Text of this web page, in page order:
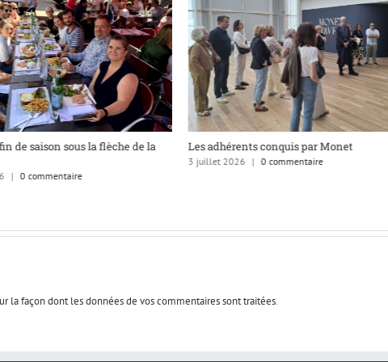
de saison sous la flèche de la
| 0 commentaire
Les adhérents conquis par Monet
3 juillet 2026 | 0 commentaire
la façon dont les données de vos commentaires sont traitées.